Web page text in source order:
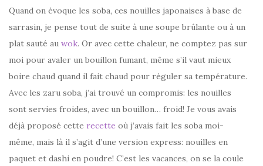
Quand on évoque les soba, ces nouilles japonaises à base de
sarrasin, je pense tout de suite à une soupe brûlante ou à un
plat sauté au wok. Or avec cette chaleur, ne comptez pas sur
moi pour avaler un bouillon fumant, même s’il vaut mieux
boire chaud quand il fait chaud pour réguler sa température.
Avec les zaru soba, j’ai trouvé un compromis: les nouilles
sont servies froides, avec un bouillon… froid! Je vous avais
déjà proposé cette recette où j’avais fait les soba moi-
même, mais là il s’agit d’une version express: nouilles en
paquet et dashi en poudre! C’est les vacances, on se la coule